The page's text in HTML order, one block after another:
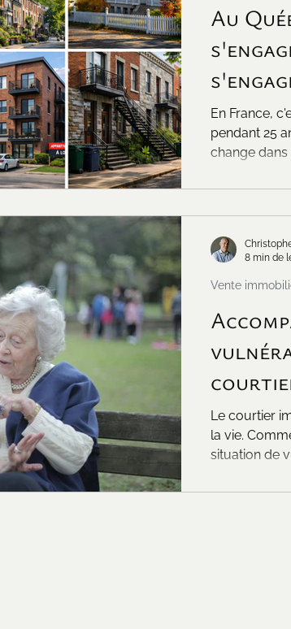
Au
En France,
pendant 25
change
Le courtier
la vie.
situation de
Vente
8 min de